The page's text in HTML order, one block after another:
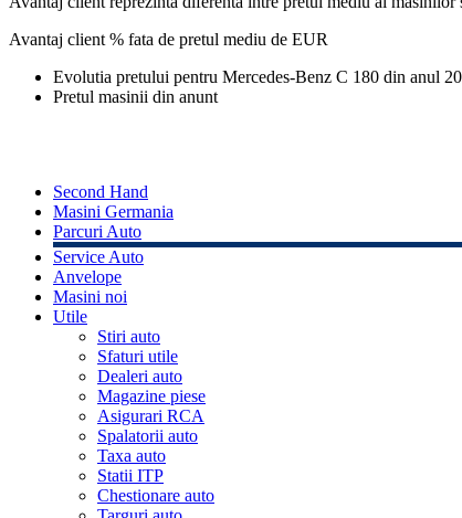
Avantaj client % fata de pretul mediu de EUR
Evolutia pretului pentru Mercedes-Benz C 180 din anul
Pretul masinii din anunt
Second Hand
Masini Germania
Parcuri Auto
Service Auto
Anvelope
Masini noi
Utile
Stiri auto
Sfaturi utile
Dealeri auto
Magazine piese
Asigurari RCA
Spalatorii auto
Taxa auto
Statii ITP
Chestionare auto